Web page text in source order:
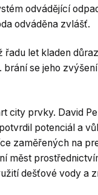
odvádějící
odváděna zvlášť.
řadu let kladen
se jeho
city prvky. David
potenciál a
zaměřených na
měst
dešťové vody a